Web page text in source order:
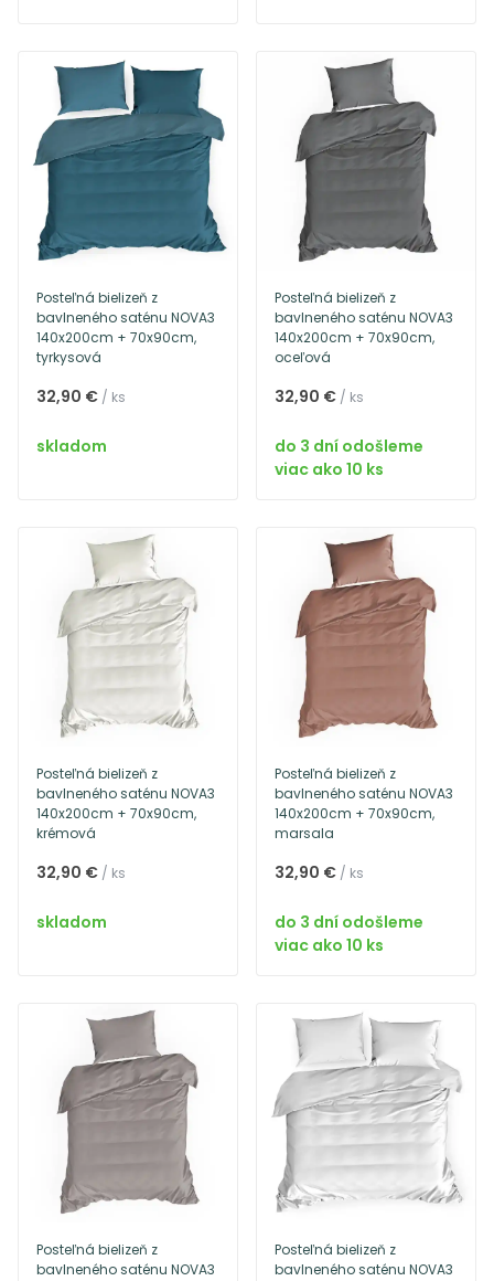
Posteľná bielizeň z
bavlneného saténu NOVA3
140x200cm + 70x90cm,
tyrkysová
32,90 € / ks
skladom
Posteľná bielizeň z
bavlneného saténu NOVA3
140x200cm + 70x90cm,
oceľová
32,90 € / ks
do 3 dní odošleme
viac ako 10 ks
Posteľná bielizeň z
bavlneného saténu NOVA3
140x200cm + 70x90cm,
krémová
32,90 € / ks
skladom
Posteľná bielizeň z
bavlneného saténu NOVA3
140x200cm + 70x90cm,
marsala
32,90 € / ks
do 3 dní odošleme
viac ako 10 ks
Posteľná bielizeň z
bavlneného saténu NOVA3
Posteľná bielizeň z
bavlneného saténu NOVA3